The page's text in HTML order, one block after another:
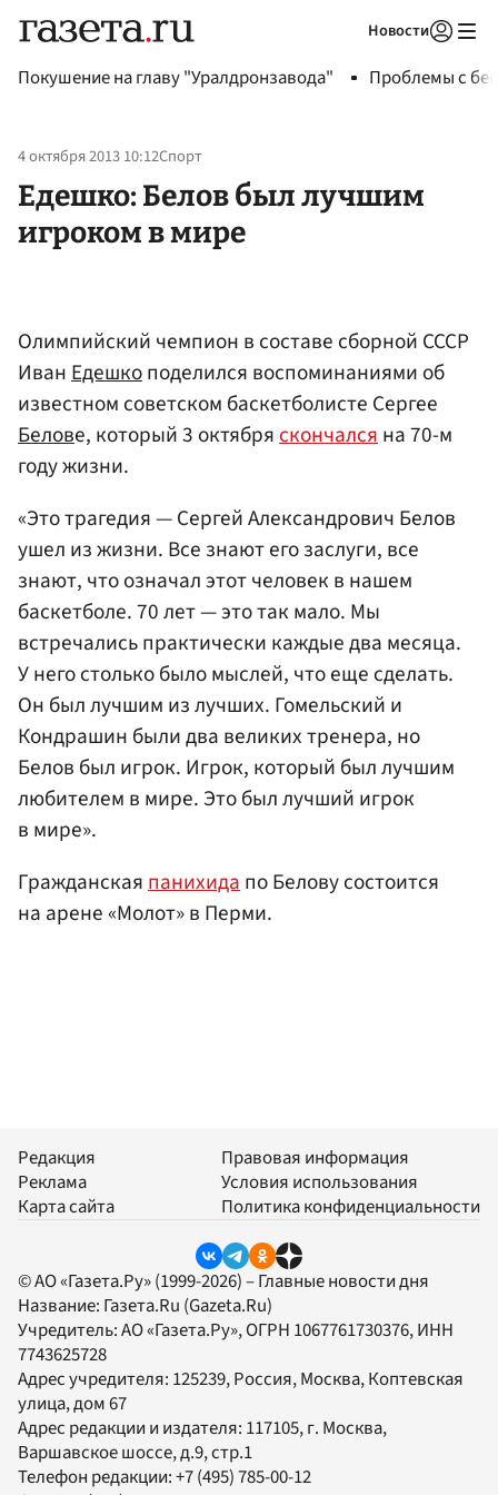
Новости
Покушение на главу "Уралдронзавода" Проблемы с
4 октября 2013 10:12Спорт
Едешко: Белов был лучшим
игроком в мире
Олимпийский чемпион в составе сборной СССР
ИванЕдешкоподелился воспоминаниями об
известном советском баскетболисте Сергее
Белове, который 3 октябряскончалсяна 70-м
году жизни.
«Это трагедия — Сергей Александрович Белов
ушел из жизни. Все знают его заслуги, все
знают, что означал этот человек в нашем
баскетболе. 70 лет — это так мало. Мы
встречались практически каждые два месяца.
У него столько было мыслей, что еще сделать.
Он был лучшим из лучших. Гомельский и
Кондрашин были два великих тренера, но
Белов был игрок. Игрок, который был лучшим
любителем в мире. Это был лучший игрок
в мире».
Гражданскаяпанихидапо Белову состоится
на арене «Молот» в Перми.
Редакция
Реклама
Карта сайта
Правовая информация
Условия использования
Политика конфиденциальности
© АО «Газета.Ру» (1999-2026) – Главные новости дня
Название: Газета.Ru (Gazeta.Ru)
Учредитель:АО «Газета.Ру», ОГРН 1067761730376, ИНН
7743625728
Адрес учредителя: 125239, Россия, Москва, Коптевская
улица, дом 67
Адрес редакции и издателя: 117105, г. Москва,
Варшавское шоссе, д.9, стр.1
Телефон редакции:+7 (495) 785-00-12